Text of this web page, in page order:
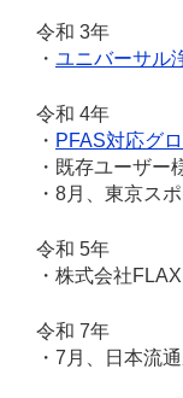
令和 3年
・ ユニバーサル
令和 4年
・ PFAS対応グ
・既存ユーザー
・8月、東京ス
令和 5年
・株式会社
令和 7年
・7月、日本流